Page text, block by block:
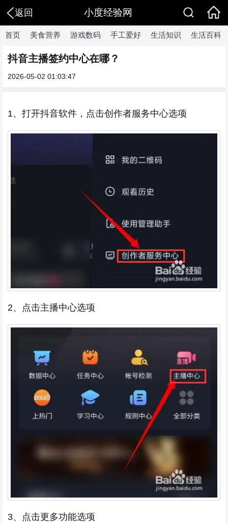
返回 小度经验网
首页 美食营养 游戏数码 手工爱好 生活知识 生活百科
抖音主播签约中心在哪？
2026-05-02 01:03:47
1、打开抖音软件，点击创作者服务中心选项
2、点击主播中心选项
3、点击更多功能选项